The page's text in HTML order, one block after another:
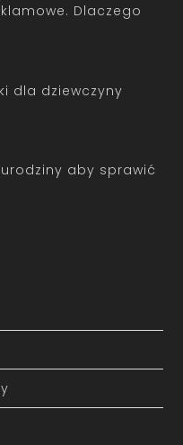
Dlaczego
dla dziewczyny
aby sprawić